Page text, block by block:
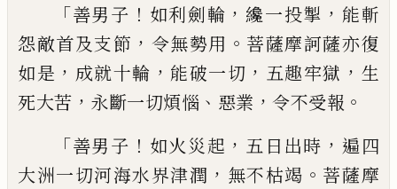
「善男子 ！ 如利劍輪 ， 纔一投掣 ， 能斬
怨敵首及支節 ， 令無勢用 。 菩薩摩訶薩亦復
如是 ， 成就十輪 ， 能破一切 ， 五趣牢獄 ， 生
死大苦 ， 永斷一切煩惱 、 惡業 ， 令不受報 。
「善男子 ！ 如火災起 ， 五日出時 ， 遍四
大洲一切河海水界津潤 ， 無不枯竭 。 菩薩摩